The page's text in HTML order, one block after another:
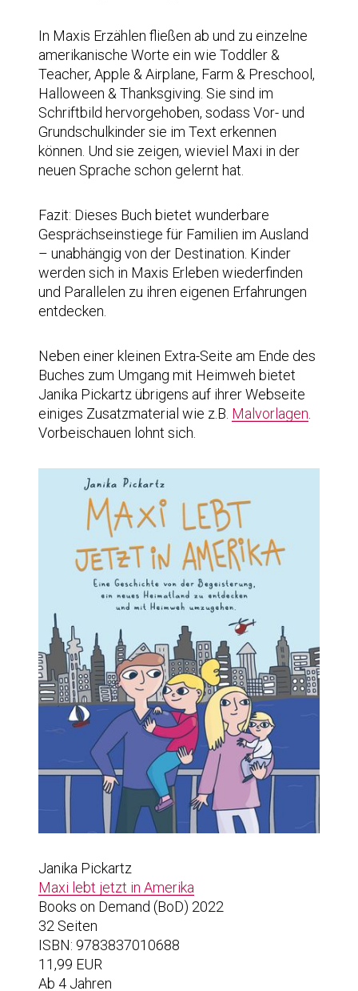
In Maxis Erzählen fließen ab und zu einzelne
amerikanische Worte ein wie Toddler &
Teacher, Apple & Airplane, Farm & Preschool,
Halloween & Thanksgiving. Sie sind im
Schriftbild hervorgehoben, sodass Vor- und
Grundschulkinder sie im Text erkennen
können. Und sie zeigen, wieviel Maxi in der
neuen Sprache schon gelernt hat.
Fazit: Dieses Buch bietet wunderbare
Gesprächseinstiege für Familien im Ausland
– unabhängig von der Destination. Kinder
werden sich in Maxis Erleben wiederfinden
und Parallelen zu ihren eigenen Erfahrungen
entdecken.
Neben einer kleinen Extra-Seite am Ende des
Buches zum Umgang mit Heimweh bietet
Janika Pickartz übrigens auf ihrer Webseite
einiges Zusatzmaterial wie z.B. Malvorlagen
Vorbeischauen lohnt sich.
Janika Pickartz
Maxi lebt jetzt in Amerika
Books on Demand (BoD) 2022
32 Seiten
ISBN: 9783837010688
11,99 EUR
Ab 4 Jahren